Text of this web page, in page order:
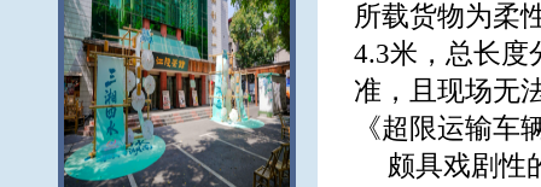
所载货物为柔
4.3米，总长度
准，且现场无
《超限运输车
颇具戏剧性